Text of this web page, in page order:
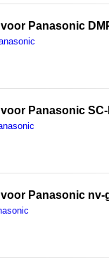
Panasonic
Panasonic
Panasonic nv-